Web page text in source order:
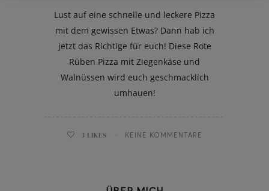
Lust auf eine schnelle und leckere Pizza
mit dem gewissen Etwas? Dann hab ich
jetzt das Richtige für euch! Diese Rote
Rüben Pizza mit Ziegenkäse und
Walnüssen wird euch geschmacklich
umhauen!
3 LIKES KEINE KOMMENTARE